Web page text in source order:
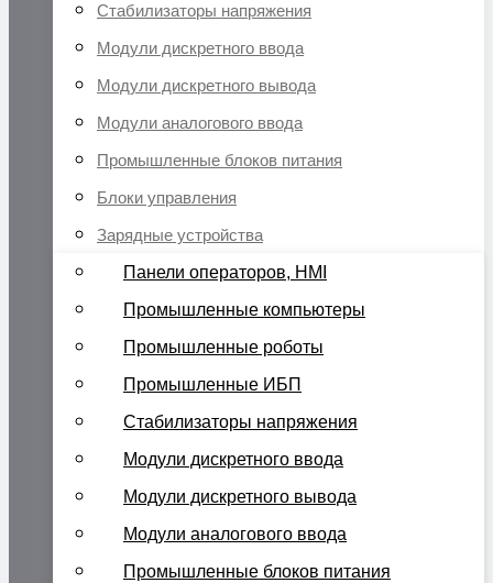
Стабилизаторы напряжения
Модули дискретного ввода
Модули дискретного вывода
Модули аналогового ввода
Промышленные блоков питания
Блоки управления
Зарядные устройства
Панели операторов, HMI
Промышленные компьютеры
Промышленные роботы
Промышленные ИБП
Стабилизаторы напряжения
Модули дискретного ввода
Модули дискретного вывода
Модули аналогового ввода
Промышленные блоков питания